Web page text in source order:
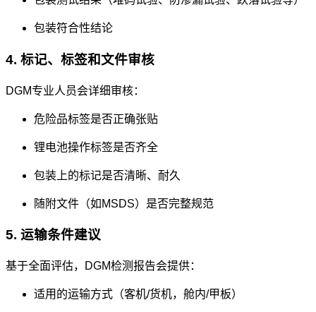
包装符合性结论
4. 标记、标签和文件审核
DGM专业人员会详细审核：
危险品标签是否正确张贴
锂电池操作标签是否齐全
包装上的标记是否清晰、耐久
随附文件（如MSDS）是否完整规范
5. 运输条件建议
基于全面评估，DGM检测报告会提供：
适用的运输方式（客机/货机，舱内/甲板）